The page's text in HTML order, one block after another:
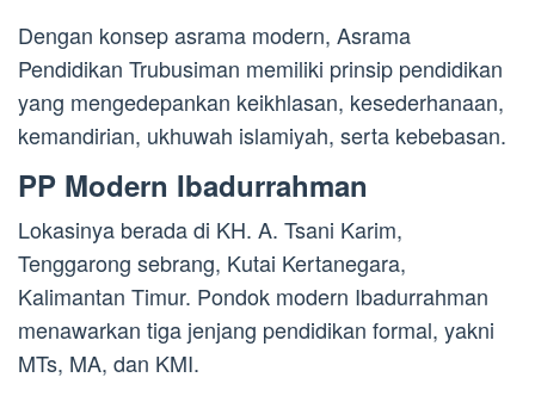
Dengan konsep asrama modern, Asrama
Pendidikan Trubusiman memiliki prinsip pendidikan
yang mengedepankan keikhlasan, kesederhanaan,
kemandirian, ukhuwah islamiyah, serta kebebasan.
PP Modern Ibadurrahman
Lokasinya berada di KH. A. Tsani Karim,
Tenggarong sebrang, Kutai Kertanegara,
Kalimantan Timur. Pondok modern Ibadurrahman
menawarkan tiga jenjang pendidikan formal, yakni
MTs, MA, dan KMI.